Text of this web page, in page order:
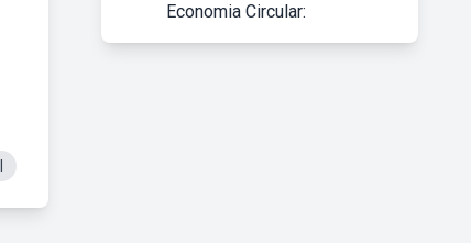
Economia Circular: